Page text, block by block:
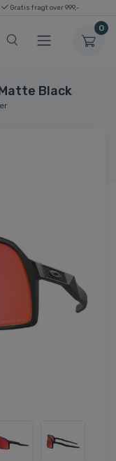
Gratis fragt over 999,-
0
Black